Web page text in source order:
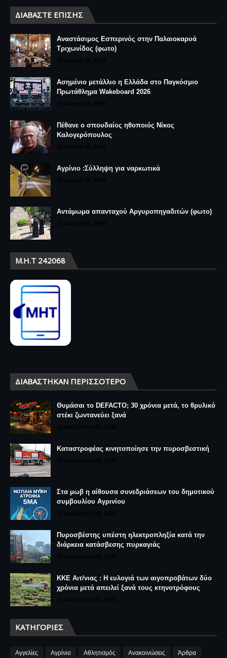
ΔΙΑΒΆΣΤΕ ΕΠΊΣΗΣ
Αναστάσιμος Εσπερινός στην Παλαιοκαρυά
Τριχωνίδος (φωτο)
Ασημένιο μετάλλιο η Ελλάδα στο Παγκόσμιο
Πρωτάθλημα Wakeboard 2026
Πέθανε ο σπουδαίος ηθοποιός Νίκος
Καλογερόπουλος
Αγρίνιο :Σύλληψη για ναρκωτικά
Αντάμωμα απανταχού Αργυροπηγαδιτών (φωτο)
Μ.Η.Τ 242068
ΔΙΑΒΆΣΤΗΚΑΝ ΠΕΡΙΣΣΌΤΕΡΟ
Θυμάσαι το DEFACTO; 30 χρόνια μετά, το θρυλικό
στέκι ζωντανεύει ξανά
Καταστροφέας κινητοποίησε την πυροσβεστική
Στα μωβ η αίθουσα συνεδριάσεων του δημοτικού
συμβουλίου Αγρινίου
Πυροσβέστης υπέστη ηλεκτροπληξία κατά την
διάρκεια κατάσβεσης πυρκαγιάς
ΚΚΕ Αιτ/νιας : Η ευλογιά των αιγοπροβάτων δύο
χρόνια μετά απειλεί ξανά τους κτηνοτρόφους
ΚΑΤΗΓΟΡΊΕΣ
Αγγελίες Αγρίνιο Αθλητισμός Ανακοινώσεις Άρθρα